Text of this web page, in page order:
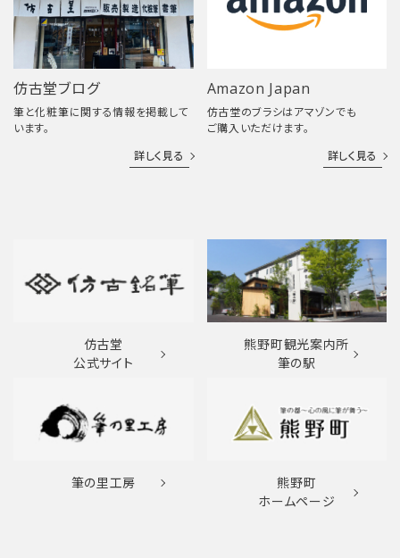
仿古堂ブログ
筆と化粧筆に関する情報を掲載して
います。
詳しく見る
Amazon Japan
仿古堂のブラシはアマゾンでも
ご購入いただけます。
詳しく見る
仿古堂
公式サイト
熊野町観光案内所
筆の駅
筆の里工房
熊野町
ホームページ